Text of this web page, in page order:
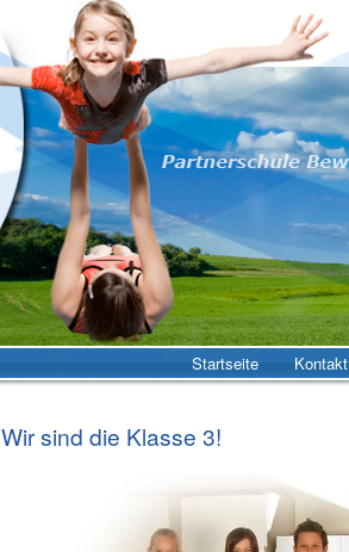
Startseite Kontakt
Wir sind die Klasse 3!